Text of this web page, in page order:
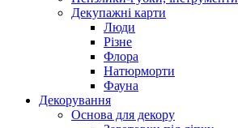
Декупажні карти
Люди
Різне
Флора
Натюрморти
Фауна
Декорування
Основа для декору